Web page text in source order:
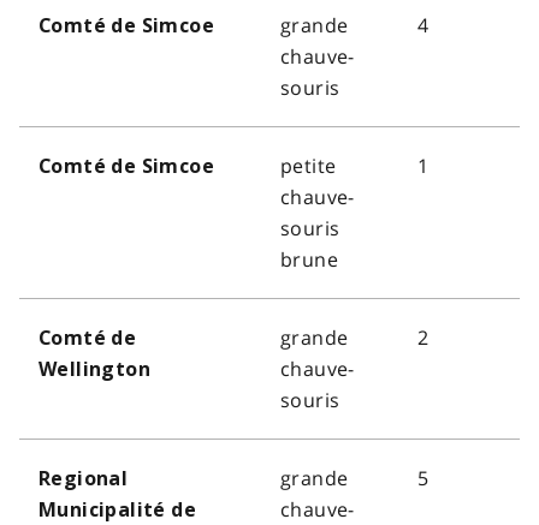
Comté de Simcoe
grande
chauve-
souris
4
Comté de Simcoe
petite
chauve-
souris
brune
1
Comté de
Wellington
grande
chauve-
souris
2
Regional
Municipalité de
grande
chauve-
5